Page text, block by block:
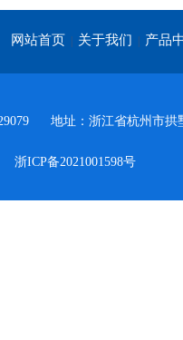
网站首页 关于我们 产品
地址：浙江省杭州市拱
浙ICP备2021001598号